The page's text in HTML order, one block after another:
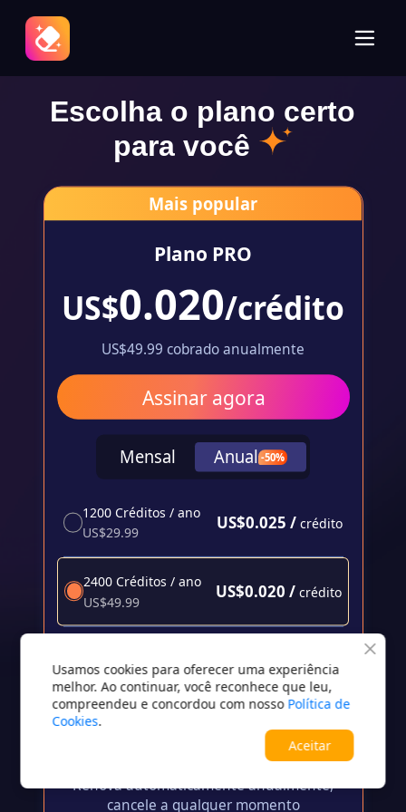
Escolha o plano certo
para você
Plano PRO
US$0.020/crédito
US$49.99 cobrado anualmente
Assinar agora
Mensal Anual -50%
1200 Créditos / ano
US$29.99
US$0.025 / crédito
2400 Créditos / ano
US$49.99
US$0.020 / crédito
US$89.99
crédito
12000 Créditos / ano US$0.010 /crédito
Renova automaticamente anualmente,
cancele a qualquer momento
Mais popular
Usamos cookies para oferecer uma experiência
melhor. Ao continuar, você reconhece que leu,
compreendeu e concordou com nosso Política de
Cookies.
Aceitar